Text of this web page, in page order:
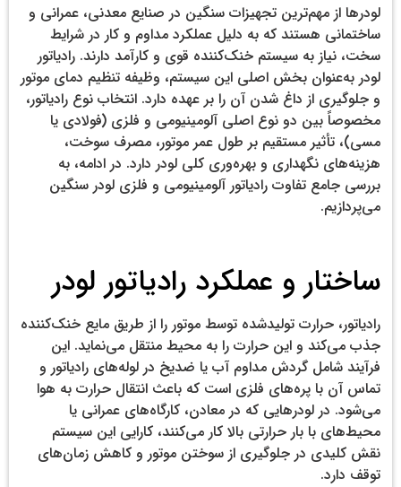
لودرها از مهم‌ترین تجهیزات سنگین در صنایع معدنی، عمرانی و
ساختمانی هستند که به دلیل عملکرد مداوم و کار در شرایط
سخت، نیاز به سیستم خنک‌کننده قوی و کارآمد دارند. رادیاتور
لودر به‌عنوان بخش اصلی این سیستم، وظیفه تنظیم دمای موتور
و جلوگیری از داغ شدن آن را بر عهده دارد. انتخاب نوع رادیاتور،
مخصوصاً بین دو نوع اصلی آلومینیومی و فلزی (فولادی یا
مسی)، تأثیر مستقیم بر طول عمر موتور، مصرف سوخت،
هزینه‌های نگهداری و بهره‌وری کلی لودر دارد. در ادامه، به
بررسی جامع تفاوت رادیاتور آلومینیومی و فلزی لودر سنگین
می‌پردازیم.
ساختار و عملکرد رادیاتور لودر
رادیاتور، حرارت تولیدشده توسط موتور را از طریق مایع خنک‌کننده
جذب می‌کند و این حرارت را به محیط منتقل می‌نماید. این
فرآیند شامل گردش مداوم آب یا ضدیخ در لوله‌های رادیاتور و
تماس آن با پره‌های فلزی است که باعث انتقال حرارت به هوا
می‌شود. در لودرهایی که در معادن، کارگاه‌های عمرانی یا
محیط‌های با بار حرارتی بالا کار می‌کنند، کارایی این سیستم
نقش کلیدی در جلوگیری از سوختن موتور و کاهش زمان‌های
توقف دارد.